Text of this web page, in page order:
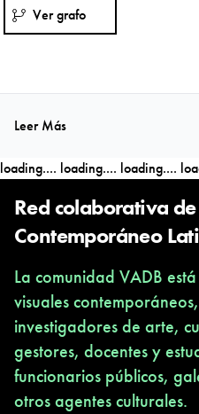
Ver grafo
Leer Más
loading.... loading.... loading....
Red colaborativa
Contemporáneo
La comunidad VADB
visuales
investigadores de arte,
gestores, docentes y
funcionarios públicos,
otros agentes culturales.